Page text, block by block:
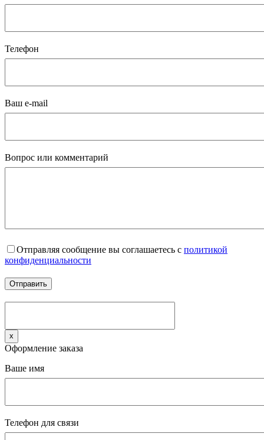
Телефон
Ваш e-mail
Вопрос или комментарий
Отправляя сообщение вы соглашаетесь с политикой
конфиденциальности
x
Оформление заказа
Ваше имя
Телефон для связи